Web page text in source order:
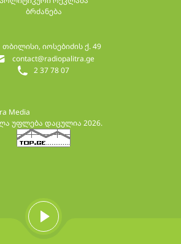
ბრძანება
Media
უფლება დაცულია 2026.
2 37 78 07
contact@radiopalitra.ge
თბილისი, იოსებიძის ქ. 49